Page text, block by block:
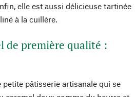
elle est aussi délicieuse tartinée
à la cuillère.
de première qualité :
pâtisserie artisanale qui se